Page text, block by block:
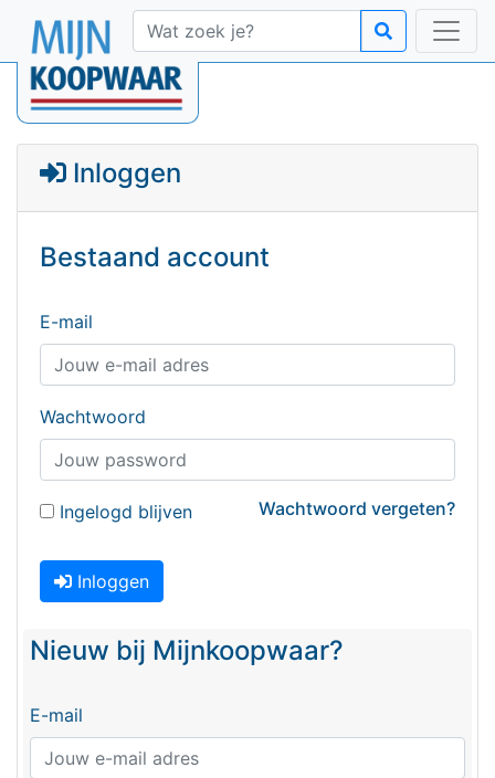
Inloggen
Bestaand account
E-mail
Wachtwoord
Wachtwoord vergeten?
Ingelogd blijven
Inloggen
Nieuw bij Mijnkoopwaar?
E-mail